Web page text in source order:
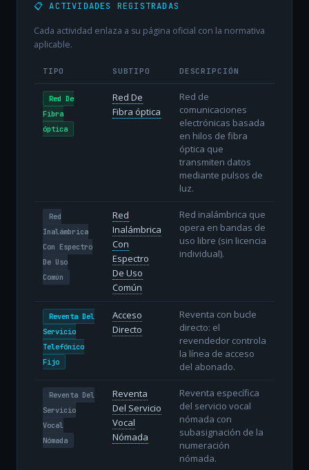
📋 ACTIVIDADES REGISTRADAS
Cada actividad enlaza a su página oficial con la normativa
aplicable.
TIPO SUBTIPO DESCRIPCIÓN
Red De
Fibra
óptica
Red De
Fibra óptica
Red de
comunicaciones
electrónicas basada
en hilos de fibra
óptica que
transmiten datos
mediante pulsos de
luz.
Red
Inalámbrica
Con Espectro
De Uso
Común
Red
Inalámbrica
Con
Espectro
De Uso
Común
Red inalámbrica que
opera en bandas de
uso libre (sin licencia
individual).
Reventa Del
Servicio
Telefónico
Fijo
Acceso
Directo
Reventa con bucle
directo: el
revendedor controla
la línea de acceso
del abonado.
Reventa Del
Servicio
Vocal
Nómada
Reventa
Del Servicio
Vocal
Nómada
Reventa específica
del servicio vocal
nómada con
subasignación de la
numeración
nómada.